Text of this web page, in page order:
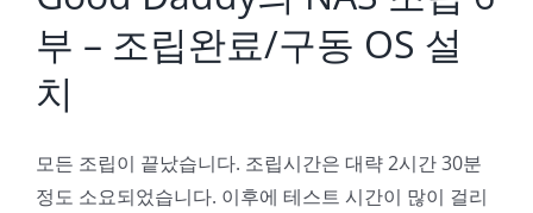
부 – 조립완료/구동 OS 설
치
모든 조립이 끝났습니다. 조립시간은 대략 2시간 30분
정도 소요되었습니다. 이후에 테스트 시간이 많이 걸리